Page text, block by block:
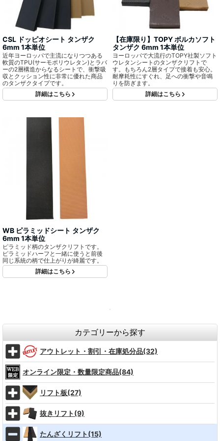
CSL ドッピオシート タンザク
6mm 1本単位
近年ヨーロッパで主流になりつつある
軟質のTPU(サーモポリウレタン)とラバ
ーの2層構造からなるシートで、衝撃吸
収とクッション性に非常に優れた商品
のタンザクタイプです。
詳細はこちら
【在庫限り】TOPY ボルカソフト
タンザク 6mm 1本単位
ヨーロッパで大流行のTOPY社製ソフト
ウレタンシートのタンザクリフトで
す。もちろん2層タイプで接着も安心。
耐摩耗性にすぐれ、足への衝撃や音鳴
りを防ぎます。
詳細はこちら
WB ピラミッドシート タンザク
6mm 1本単位
ピラミッド柄のタンザクリフトです。
ピラミッドハーフと一緒に使うと前後
同じ系統の柄で仕上がりが綺麗です。
詳細はこちら
カテゴリーから探す
アウトレット・割引・在庫処分品(32)
オンライン限定・数量限定商品(84)
リフト板(27)
抜きリフト(9)
たんざくリフト(15)